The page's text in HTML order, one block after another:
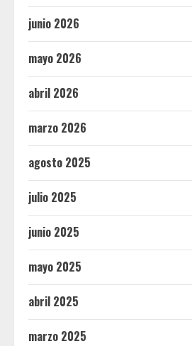
junio 2026
mayo 2026
abril 2026
marzo 2026
agosto 2025
julio 2025
junio 2025
mayo 2025
abril 2025
marzo 2025